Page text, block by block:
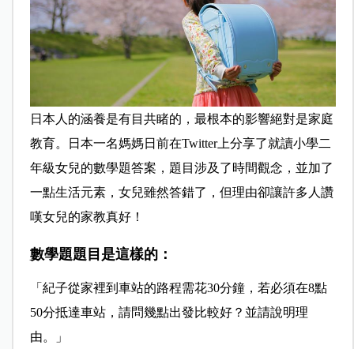
日本人的涵養是有目共睹的，最根本的影響絕對是家庭
教育。日本一名媽媽日前在Twitter上分享了就讀小學二
年級女兒的數學題答案，題目涉及了時間觀念，並加了
一點生活元素，女兒雖然答錯了，但理由卻讓許多人讚
嘆女兒的家教真好！
數學題題目是這樣的：
「紀子從家裡到車站的路程需花30分鐘，若必須在8點
50分抵達車站，請問幾點出發比較好？並請說明理
由。」